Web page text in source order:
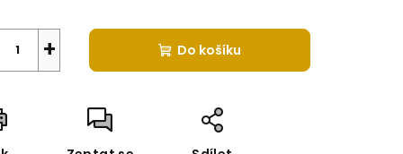
+ Do košíku